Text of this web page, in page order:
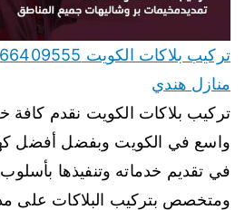
منازل هندي
تركيب بلاكات الكويت نقدم كافة
واسع في الكويت وبفضل أفضل
في تقديم خدماته وتنفيذها بأسلوب